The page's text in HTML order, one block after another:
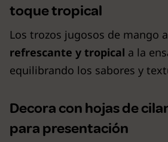
toque tropical
Los trozos jugosos de mango
refrescante y tropical a la
equilibrando los sabores y
Decora con hojas de
para presentación